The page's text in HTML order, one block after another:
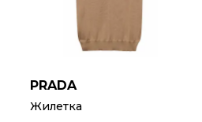
PRADA
Жилетка